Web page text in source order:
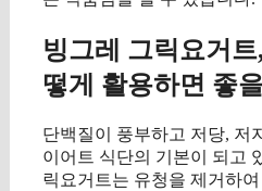
빙그레 그릭요거
떻게 활용하면 좋
단백질이 풍부하고 저당, 저
이어트 식단의 기본이 되고
릭요거트는 유청을 제거하